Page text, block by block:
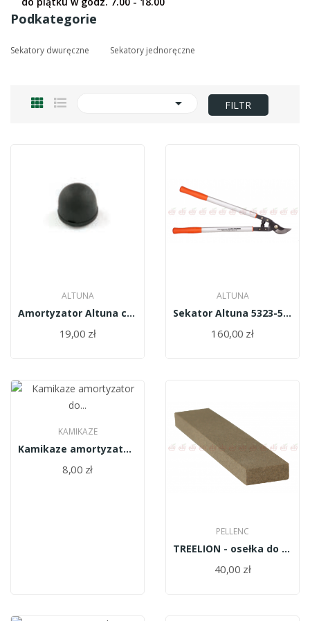
Podkategorie
Sekatory dwuręczne Sekatory jednoręczne
 FILTR
ALTUNA
Amortyzator Altuna czarny pojedyńczy 5421B
19,00 zł
ALTUNA
Sekator Altuna 5323-50 2R
160,00 zł
KAMIKAZE
Kamikaze amortyzator do KM-675-690/8835
8,00 zł
PELLENC
TREELION - osełka do sekatora 26 02322
40,00 zł